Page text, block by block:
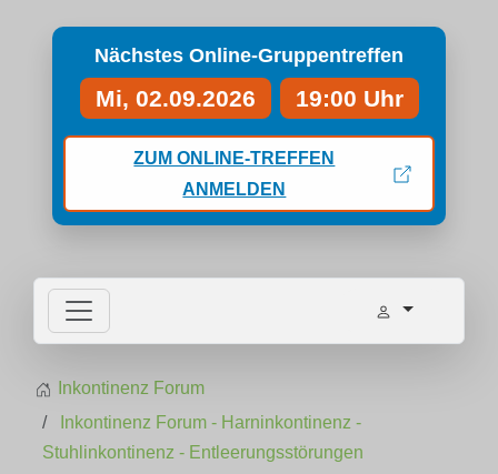
Nächstes Online-Gruppentreffen
Mi, 02.09.2026 19:00 Uhr
ZUM ONLINE-TREFFEN
ANMELDEN
Inkontinenz Forum
Inkontinenz Forum - Harninkontinenz -
Stuhlinkontinenz - Entleerungsstörungen